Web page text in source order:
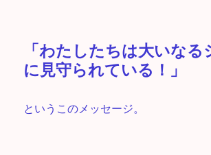
「わたしたちは大いなる
に見守られている！」
というこのメッセージ。